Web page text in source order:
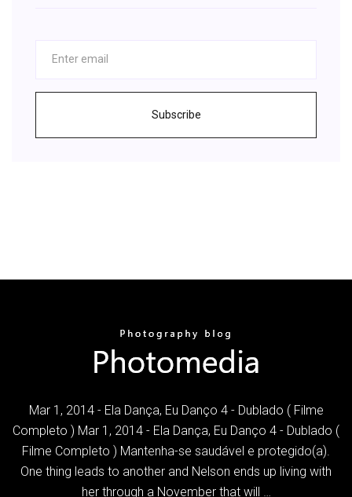
Subscribe
Mar 1, 2014 - Ela Dança, Eu Danço 4 - Dublado ( Filme
Completo ) Mar 1, 2014 - Ela Dança, Eu Danço 4 - Dublado (
Filme Completo ) Mantenha-se saudável e protegido(a).
One thing leads to another and Nelson ends up living with
her through a November that will …